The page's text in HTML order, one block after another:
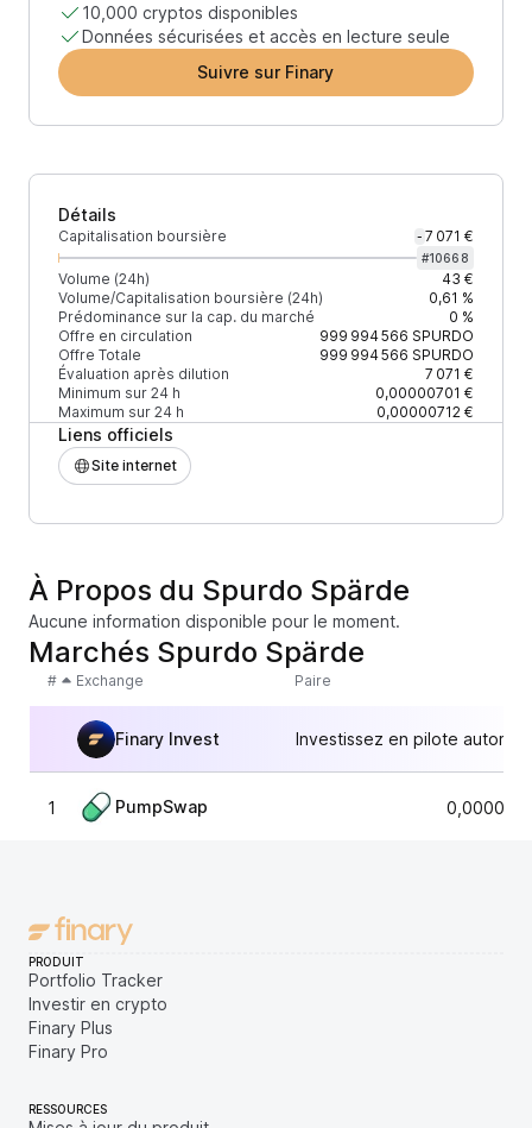
10,000 cryptos disponibles
Données sécurisées et accès en lecture seule
Suivre sur Finary
Détails
Capitalisation boursière - 7 071 €
#10668
Volume (24h)
43 €
Volume/Capitalisation boursière (24h)
0,61 %
Prédominance sur la cap. du marché
0 %
Offre en circulation
999 994 566 SPURDO
Offre Totale
999 994 566 SPURDO
Évaluation après dilution
7 071 €
Minimum sur 24 h
0,00000701 €
Maximum sur 24 h
0,00000712 €
Liens officiels
Site internet
À Propos du Spurdo Spärde
Aucune information disponible pour le moment.
Marchés Spurdo Spärde
# Exchange Paire
Finary Invest Investissez en pilote
1 PumpSwap
PRODUIT
Portfolio Tracker
Investir en crypto
Finary Plus
Finary Pro
RESSOURCES